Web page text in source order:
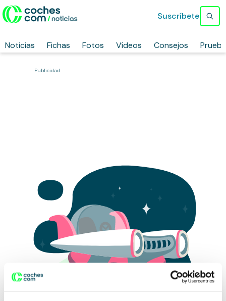
Noticias Fichas Fotos Vídeos Consejos
Suscríbete
Publicidad